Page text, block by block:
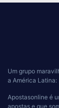
Um grupo
a América Latina:
Apostasonline é
apostas e que